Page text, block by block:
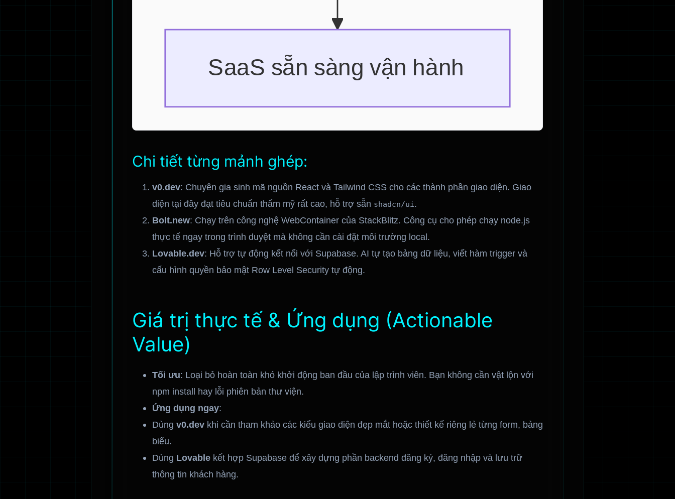
Chi tiết từng mảnh ghép:
v0.dev: Chuyên gia sinh mã nguồn React và Tailwind CSS cho các thành phần giao diện. Giao
diện tại đây đạt tiêu chuẩn thẩm mỹ rất cao, hỗ trợ sẵn shadcn/ui.
Bolt.new: Chạy trên công nghệ WebContainer của StackBlitz. Công cụ cho phép chạy node.js
thực tế ngay trong trình duyệt mà không cần cài đặt môi trường local.
Lovable.dev: Hỗ trợ tự động kết nối với Supabase. AI tự tạo bảng dữ liệu, viết hàm trigger và
cấu hình quyền bảo mật Row Level Security tự động.
Giá trị thực tế & Ứng dụng (Actionable
Value)
Tối ưu: Loại bỏ hoàn toàn khó khởi động ban đầu của lập trình viên. Bạn không cần vật lộn với
npm install hay lỗi phiên bản thư viện.
Ứng dụng ngay:
Dùng v0.dev khi cần tham khảo các kiểu giao diện đẹp mắt hoặc thiết kế riêng lẻ từng form, bảng
biểu.
Dùng Lovable kết hợp Supabase để xây dựng phần backend đăng ký, đăng nhập và lưu trữ
thông tin khách hàng.